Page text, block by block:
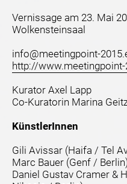
Vernissage am 23. Mai
Wolkensteinsaal
info@meetingpoint-
http://www.meetingpoint-
Kurator Axel Lapp
Co-Kuratorin Marina
KünstlerInnen
Gili Avissar (Haifa / Tel
Marc Bauer (Genf /
Daniel Gustav Cramer &